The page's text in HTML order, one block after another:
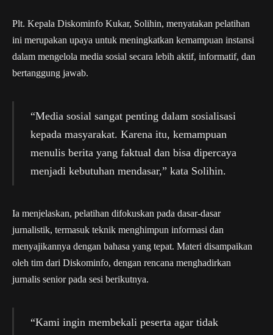
Plt. Kepala Diskominfo Kukar, Solihin, menyatakan pelatihan
ini merupakan upaya untuk meningkatkan kemampuan instansi
dalam mengelola media sosial secara lebih aktif, informatif, dan
bertanggung jawab.
“Media sosial sangat penting dalam sosialisasi
kepada masyarakat. Karena itu, kemampuan
menulis berita yang faktual dan bisa dipercaya
menjadi kebutuhan mendasar,” kata Solihin.
Ia menjelaskan, pelatihan difokuskan pada dasar-dasar
jurnalistik, termasuk teknik menghimpun informasi dan
menyajikannya dengan bahasa yang tepat. Materi disampaikan
oleh tim dari Diskominfo, dengan rencana menghadirkan
jurnalis senior pada sesi berikutnya.
“Kami ingin membekali peserta agar tidak